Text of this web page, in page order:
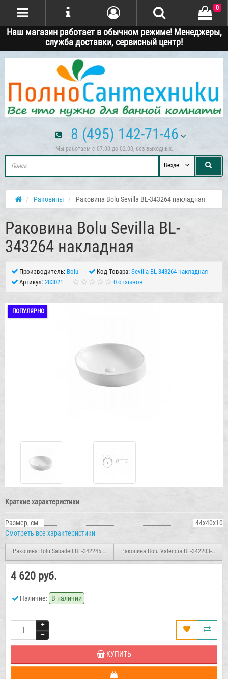
Наш магазин работает в обычном режиме! Менеджеры,
служба доставки, сервисный центр!
8 (495) 142-71-46
Мы работаем с 07:00 до 02:00, без выходных.
Везде
0
Раковины Раковина Bolu Sevilla BL-343264 накладная
Раковина Bolu Sevilla BL-
343264 накладная
Производитель: Bolu Код Товара: Sevilla BL-343264 накладная
Артикул: 283021 0 отзывов
ПОПУЛЯРНО
Краткие характеристики
Размер, см -
44х40х10
Смотреть все характеристики
Раковина Bolu Sabadell BL-342245 накладнаяРаковина Bolu Valencia BL-342203-P
4 620 руб.
Наличие: В наличии
КУПИТЬ